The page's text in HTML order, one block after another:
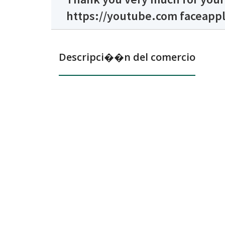
https://youtube.com
Descripci��n del comercio